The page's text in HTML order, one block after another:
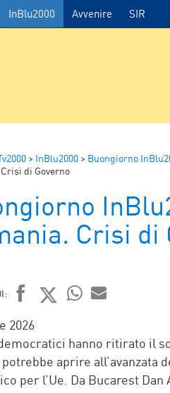
InBlu2000 Avvenire SIR
> InBlu2000 > Buongiorno
di Governo
Crisi di
FACEBOOK
TWITTER
2026
hanno ritirato il
aprire all’avanzata
per l’Ue. Da Bucarest